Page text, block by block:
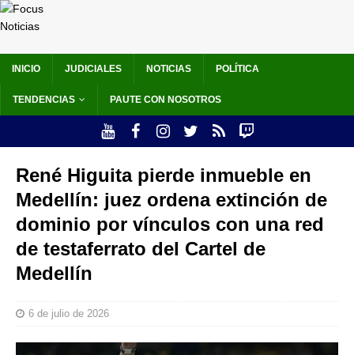
INICIO JUDICIALES NOTICIAS POLÍTICA
TENDENCIAS PAUTE CON NOSOTROS
René Higuita pierde inmueble en
Medellín: juez ordena extinción de
dominio por vínculos con una red
de testaferrato del Cartel de
Medellín
6 de julio de 2026